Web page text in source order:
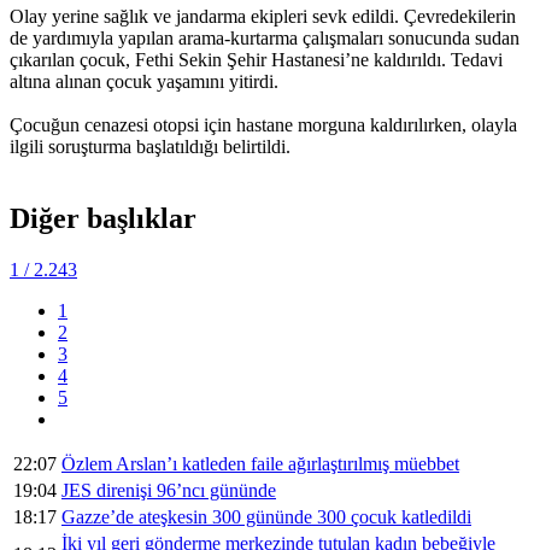
Olay yerine sağlık ve jandarma ekipleri sevk edildi. Çevredekilerin
de yardımıyla yapılan arama-kurtarma çalışmaları sonucunda sudan
çıkarılan çocuk, Fethi Sekin Şehir Hastanesi’ne kaldırıldı. Tedavi
altına alınan çocuk yaşamını yitirdi.
Çocuğun cenazesi otopsi için hastane morguna kaldırılırken, olayla
ilgili soruşturma başlatıldığı belirtildi.
Diğer başlıklar
1 / 2.243
1
2
3
4
5
22:07 Özlem Arslan’ı katleden faile ağırlaştırılmış müebbet
19:04 JES direnişi 96’ncı gününde
18:17 Gazze’de ateşkesin 300 gününde 300 çocuk katledildi
İki yıl geri gönderme merkezinde tutulan kadın bebeğiyle